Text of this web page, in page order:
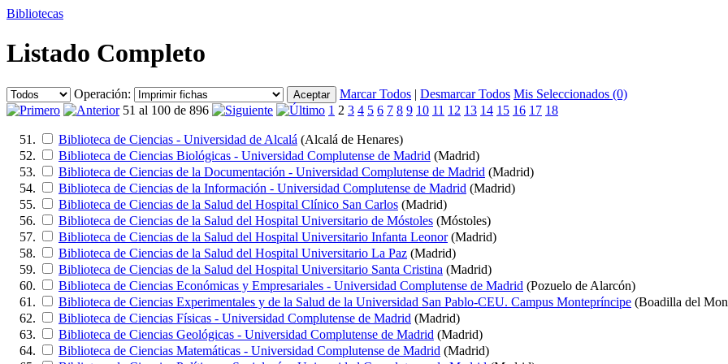
Bibliotecas
Listado Completo
Operación: Marcar Todos | Desmarcar Todos Mis Seleccionados (0)
51 al 100 de 896
1 2 3 4 5 6 7 8 9 10 11 12 13 14 15 16 17 18
Biblioteca de Ciencias - Universidad de Alcalá (Alcalá de Henares)
Biblioteca de Ciencias Biológicas - Universidad Complutense de Madrid (Madrid)
Biblioteca de Ciencias de la Documentación - Universidad Complutense de Madrid (Madrid)
Biblioteca de Ciencias de la Información - Universidad Complutense de Madrid (Madrid)
Biblioteca de Ciencias de la Salud del Hospital Clínico San Carlos (Madrid)
Biblioteca de Ciencias de la Salud del Hospital Universitario de Móstoles (Móstoles)
Biblioteca de Ciencias de la Salud del Hospital Universitario Infanta Leonor(Madrid)
Biblioteca de Ciencias de la Salud del Hospital Universitario La Paz (Madrid)
Biblioteca de Ciencias de la Salud del Hospital Universitario Santa Cristina (Madrid)
Biblioteca de Ciencias Económicas y Empresariales - Universidad Complutense de Madrid (Pozuelo de Alarcón)
Biblioteca de Ciencias Experimentales y de la Salud de la Universidad San Pablo-CEU. Campus Montepríncipe (Boadilla del
Biblioteca de Ciencias Físicas - Universidad Complutense de Madrid (Madrid)
Biblioteca de Ciencias Geológicas - Universidad Complutense de Madrid (Madrid)
Biblioteca de Ciencias Matemáticas - Universidad Complutense de Madrid (Madrid)